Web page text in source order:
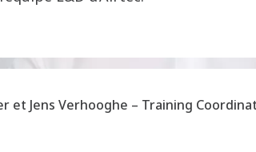
et Jens Verhooghe – Training